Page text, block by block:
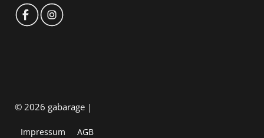
© 2026 gabarage |
Impressum
AGB